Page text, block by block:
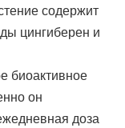
содержит
цингиберен и
биоактивное
он
доза